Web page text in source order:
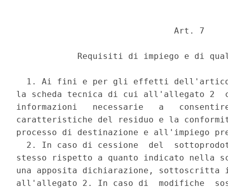
                               Art. 7
Requisiti di impiego e di
1. Ai fini e per gli effetti
la scheda tecnica di cui all'allegato
informazioni   necessarie   a
caratteristiche del residuo e la
processo di destinazione e all'impiego
2. In caso di cessione  del
stesso rispetto a quanto indicato nella
una apposita dichiarazione,
all'allegato 2. In caso di  modifiche